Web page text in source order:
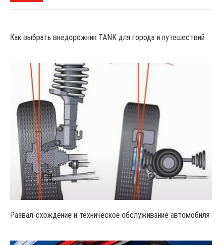
Как выбрать внедорожник TANK для города и путешествий
Развал-схождение и техническое обслуживание автомобиля